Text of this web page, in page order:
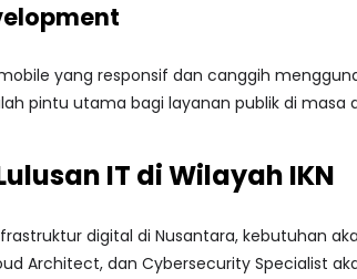
yang responsif dan canggih
pintu utama bagi layanan publik di masa
IT di Wilayah IKN
digital di Nusantara, kebutuhan
Architect, dan Cybersecurity Specialist